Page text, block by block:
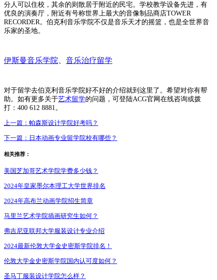
分人可以住校，其余的则散居于附近的民宅。学校教学设备先进，有
优良的演奏厅，附近有号称世界上最大的音像制品商店TOWER
RECORDER。伯克利音乐学院不仅是音乐天才的摇篮，也是全世界音
乐家的圣地。
伊斯曼音乐学院 音乐治疗留学
对于留学去伯克利音乐学院好不好的介绍就到这里了。希望对你有帮
助。如有更多关于艺术留学的问题，可登陆ACG官网在线咨询或拨
打：400 612 8881。
上一篇： 帕森斯设计学院好考吗？
下一篇： 日本动画专业留学院校有哪些？
相关推荐：
美国芝加哥艺术学院学费多少钱？
2024年皇家墨尔本理工大学世界排名
2024年高布兰动画学院招生简章
马里兰艺术学院插画研究生如何？
弗吉尼亚联邦大学服装设计专业介绍
2024最新伦敦大学金史密斯学院排名！
伦敦大学金史密斯学院国内认可度如何？
圣马丁服装设计学院怎么样？